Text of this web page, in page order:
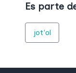
Es parte
jot'ol